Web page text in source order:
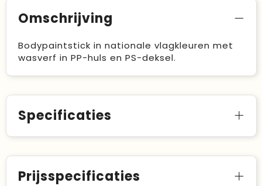
Omschrijving
Bodypaintstick in nationale vlagkleuren met
wasverf in PP-huls en PS-deksel.
Specificaties
Prijsspecificaties